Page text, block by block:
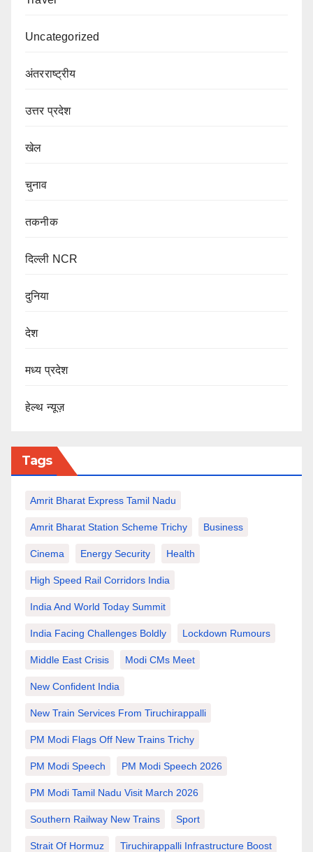
Uncategorized
अंतरराष्ट्रीय
उत्तर प्रदेश
खेल
चुनाव
तकनीक
दिल्ली NCR
दुनिया
देश
मध्य प्रदेश
हेल्थ न्यूज़
Tags
Amrit Bharat Express Tamil Nadu
Amrit Bharat Station Scheme Trichy Business
Cinema Energy Security Health
High Speed Rail Corridors India
India And World Today Summit
India Facing Challenges Boldly Lockdown Rumours
Middle East Crisis Modi CMs Meet
New Confident India
New Train Services From Tiruchirappalli
PM Modi Flags Off New Trains Trichy
PM Modi Speech PM Modi Speech 2026
PM Modi Tamil Nadu Visit March 2026
Southern Railway New Trains Sport
Strait Of Hormuz Tiruchirappalli Infrastructure Boost